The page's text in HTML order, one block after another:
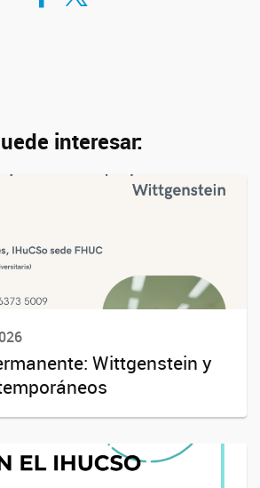
interesar:
Wittgenstein y